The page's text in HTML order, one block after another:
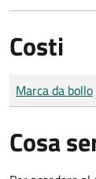
Costi
Tipo di
Importo
Marca da bollo
Cosa